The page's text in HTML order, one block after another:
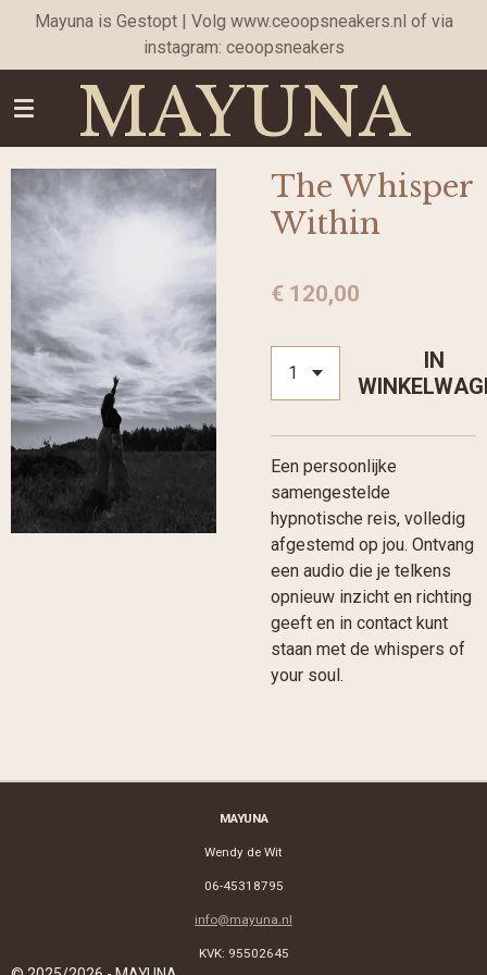
naar
de
hoofdinhoudMAYUNA
Mayuna is Gestopt | Volg www.ceoopsneakers.nl of via
instagram: ceoopsneakers
The Whisper
Within
€ 120,00
IN
Een persoonlijke
samengestelde
hypnotische reis, volledig
afgestemd op jou. Ontvang
een audio die je telkens
opnieuw inzicht en richting
geeft en in contact kunt
staan met de whispers of
your soul.
MAYUNA
Wendy de Wit
06-45318795
info@mayuna.nl
KVK: 95502645